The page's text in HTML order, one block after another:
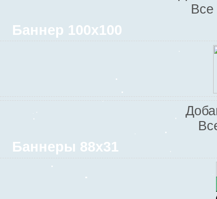
Все
Баннер 100х100
Баннеры 88х31